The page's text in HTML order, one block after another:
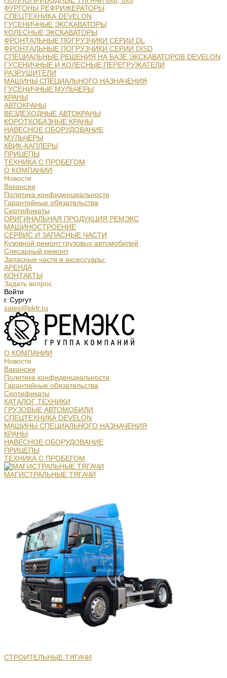
ФУРГОНЫ РЕФРИЖЕРАТОРЫ
СПЕЦТЕХНИКА DEVELON
ГУСЕНИЧНЫЕ ЭКСКАВАТОРЫ
КОЛЕСНЫЕ ЭКСКАВАТОРЫ
ФРОНТАЛЬНЫЕ ПОГРУЗЧИКИ СЕРИИ DL
ФРОНТАЛЬНЫЕ ПОГРУЗЧИКИ СЕРИИ DISD
СПЕЦИАЛЬНЫЕ РЕШЕНИЯ НА БАЗЕ ЭКСКАВАТОРОВ DEVELON
ГУСЕНИЧНЫЕ И КОЛЕСНЫЕ ПЕРЕГРУЖАТЕЛИ
РАЗРУШИТЕЛИ
МАШИНЫ СПЕЦИАЛЬНОГО НАЗНАЧЕНИЯ
ГУСЕНИЧНЫЕ МУЛЬЧЕРЫ
КРАНЫ
АВТОКРАНЫ
ВЕЗДЕХОДНЫЕ АВТОКРАНЫ
КОРОТКОБАЗНЫЕ КРАНЫ
НАВЕСНОЕ ОБОРУДОВАНИЕ
МУЛЬЧЕРЫ
КВИК-КАПЛЕРЫ
ПРИЦЕПЫ
ТЕХНИКА С ПРОБЕГОМ
О КОМПАНИИ
Новости
Вакансии
Политика конфиденциальности
Гарантийные обязательства
Сертификаты
ОРИГИНАЛЬНАЯ ПРОДУКЦИЯ РЕМЭКС
МАШИНОСТРОЕНИЕ
СЕРВИС И ЗАПАСНЫЕ ЧАСТИ
Кузовной ремонт грузовых автомобилей
Слесарный ремонт
Запасные части и аксессуары:
АРЕНДА
КОНТАКТЫ
Задать вопрос
Войти
г. Сургут
sales@pkfr.ru
О КОМПАНИИ
Новости
Вакансии
Политика конфиденциальности
Гарантийные обязательства
Сертификаты
КАТАЛОГ ТЕХНИКИ
ГРУЗОВЫЕ АВТОМОБИЛИ
СПЕЦТЕХНИКА DEVELON
МАШИНЫ СПЕЦИАЛЬНОГО НАЗНАЧЕНИЯ
КРАНЫ
НАВЕСНОЕ ОБОРУДОВАНИЕ
ПРИЦЕПЫ
ТЕХНИКА С ПРОБЕГОМ
МАГИСТРАЛЬНЫЕ ТЯГАЧИ
СТРОИТЕЛЬНЫЕ ТЯГАЧИ